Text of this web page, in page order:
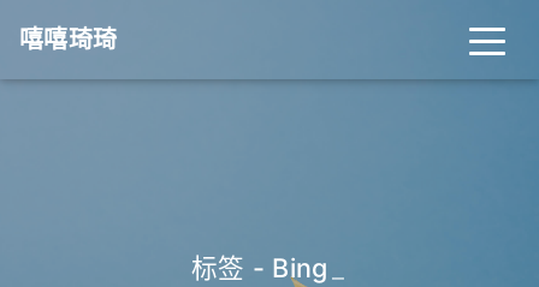
嘻嘻琦琦
标签 - Bing